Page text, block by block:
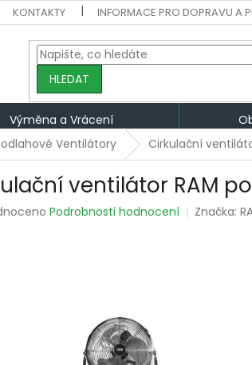
KONTAKTY INFORMACE PRO DOPRAVU A
HLEDAT
Výměna a Vrácení
Ventilátory Cirkulační
ventilátor RAM
Podrobnosti hodnocení Značka: